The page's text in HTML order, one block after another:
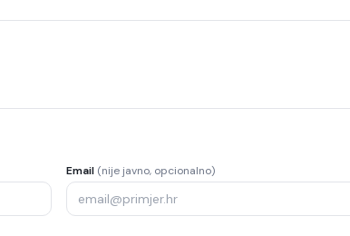
Email (nije javno, opcionalno)